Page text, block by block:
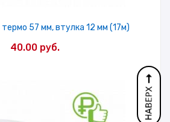
57 мм, втулка 12 мм (17м)
40.00 руб.